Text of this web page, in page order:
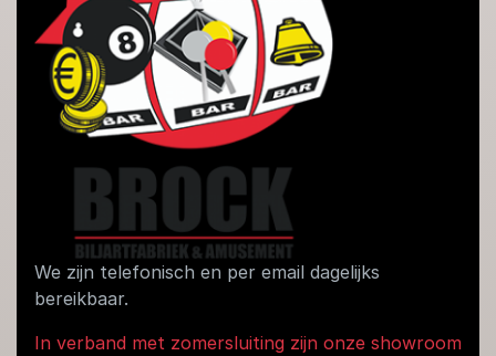
We zijn telefonisch en per email dagelijks
bereikbaar.
In verband met zomersluiting zijn onze showroom